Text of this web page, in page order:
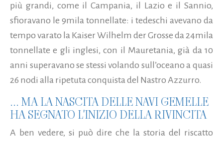
più grandi, come il Campania, il Lazio e il Sannio,
sfioravano le 9mila tonnellate: i tedeschi avevano da
tempo varato la Kaiser Wilhelm der Grosse da 24mila
tonnellate e gli inglesi, con il Mauretania, già da 10
anni superavano se stessi volando sull’oceano a quasi
26 nodi alla ripetuta conquista del Nastro Azzurro.
... MA LA NASCITA DELLE NAVI GEMELLE
HA SEGNATO L'INIZIO DELLA RIVINCITA
A ben vedere, si può dire che la storia del riscatto